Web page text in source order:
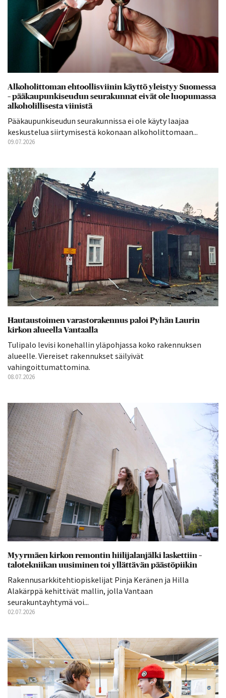
Alkoholittoman ehtoollisviinin käyttö yleistyy Suomessa
– pääkaupunkiseudun seurakunnat eivät ole luopumassa
alkoholillisesta viinistä
Pääkaupunkiseudun seurakunnissa ei ole käyty laajaa
keskustelua siirtymisestä kokonaan alkoholittomaan...
09.07.2026
Hautaustoimen varastorakennus paloi Pyhän Laurin
kirkon alueella Vantaalla
Tulipalo levisi konehallin yläpohjassa koko rakennuksen
alueelle. Viereiset rakennukset säilyivät
vahingoittumattomina.
08.07.2026
Myyrmäen kirkon remontin hiilijalanjälki laskettiin –
talotekniikan uusiminen toi yllättävän päästöpiikin
Rakennusarkkitehtiopiskelijat Pinja Keränen ja Hilla
Alakärppä kehittivät mallin, jolla Vantaan
seurakuntayhtymä voi...
02.07.2026